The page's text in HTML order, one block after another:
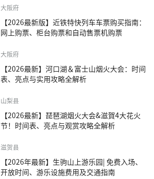
大阪府
【2026最新版】近铁特快列车车票购买指南：
网上购票、柜台购票和自动售票机购票
大阪府
【2026最新】河口湖＆富士山烟火大会：时间
表、亮点与实用攻略全解析
山梨县
【2026最新】琵琶湖烟火大会&滋賀4大花火
节！时间表、亮点与观赏攻略全解析
滋贺县
【2026年最新】生驹山上游乐园| 免费入场、
开放时间、游乐设施费用及交通指南